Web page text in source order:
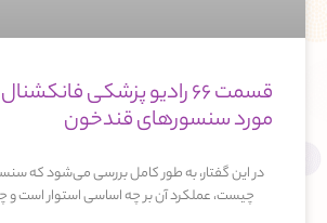
قسمت 66 رادیو پزشکی
مورد سنسورهای قندخون
در این گفتار، به طور کامل بررسی می‌شود که
چیست، عملکرد آن بر چه اساسی استوار است و